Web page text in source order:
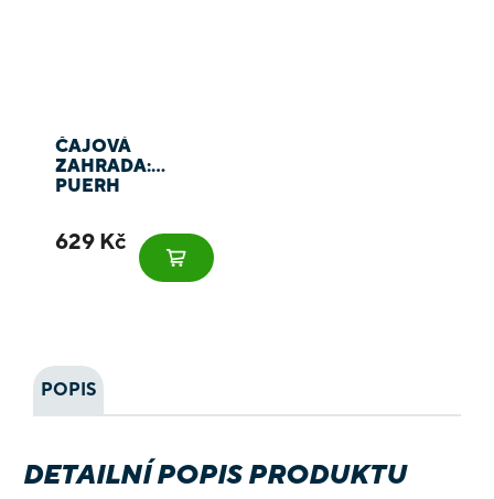
ČAJOVÁ
ZAHRADA:
PUERH
629 Kč
POPIS
DETAILNÍ POPIS PRODUKTU